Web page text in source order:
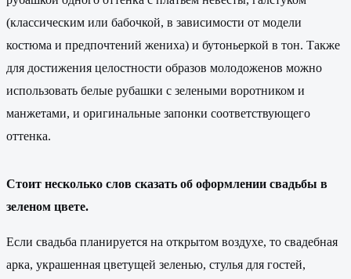
(классическим или бабочкой, в зависимости от модели
костюма и предпочтений жениха) и бутоньеркой в тон. Также
для достижения целостности образов молодоженов можно
использовать белые рубашки с зелеными воротником и
манжетами, и оригинальные запонки соответствующего
оттенка.
Стоит несколько слов сказать об оформлении свадьбы в
зеленом цвете.
Если свадьба планируется на открытом воздухе, то свадебная
арка, украшенная цветущей зеленью, стулья для гостей,